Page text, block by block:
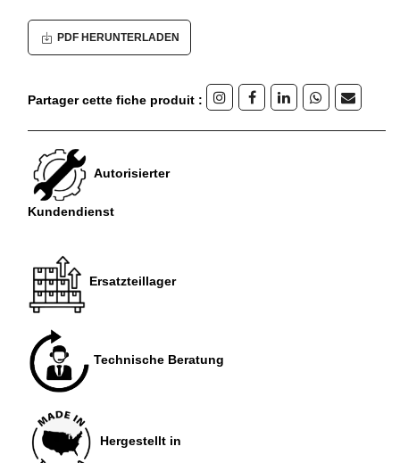
PDF HERUNTERLADEN
Partager cette fiche produit :
Autorisierter
Kundendienst
Ersatzteillager
Technische Beratung
Hergestellt in